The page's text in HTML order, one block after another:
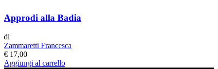
Approdi alla Badia
di
Zammaretti Francesca
€ 17,00
Aggiungi al carrello